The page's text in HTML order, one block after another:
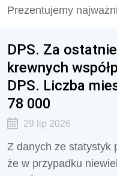
Prezentujemy
DPS. Za
krewnych
DPS. Liczba
78 000
29 lip 2026
Z danych ze statystyk
że w przypadku